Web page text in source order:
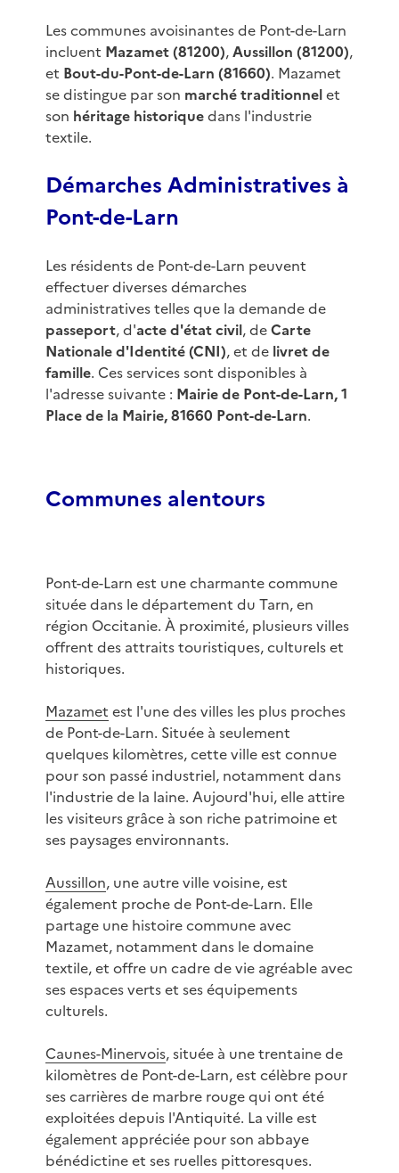
Les communes avoisinantes de Pont-de-Larn
incluent Mazamet (81200),Aussillon (81200),
et Bout-du-Pont-de-Larn (81660). Mazamet
se distingue par son marché traditionnelet
son héritage historiquedans l'industrie
textile.
Démarches Administratives à
Pont-de-Larn
Les résidents de Pont-de-Larn peuvent
effectuer diverses démarches
administratives telles que la demande de
passeport, d'acte d'état civil, deCarte
Nationale d'Identité (CNI), et de livret de
famille. Ces services sont disponibles à
l'adresse suivante : Mairie de Pont-de-Larn, 1
Place de la Mairie, 81660 Pont-de-Larn.
Communes alentours
Pont-de-Larn est une charmante commune
située dans le département du Tarn, en
région Occitanie. À proximité, plusieurs villes
offrent des attraits touristiques, culturels et
historiques.
Mazamet est l'une des villes les plus proches
de Pont-de-Larn. Située à seulement
quelques kilomètres, cette ville est connue
pour son passé industriel, notamment dans
l'industrie de la laine. Aujourd'hui, elle attire
les visiteurs grâce à son riche patrimoine et
ses paysages environnants.
Aussillon, une autre ville voisine, est
également proche de Pont-de-Larn. Elle
partage une histoire commune avec
Mazamet, notamment dans le domaine
textile, et offre un cadre de vie agréable avec
ses espaces verts et ses équipements
culturels.
Caunes-Minervois, située à une trentaine de
kilomètres de Pont-de-Larn, est célèbre pour
ses carrières de marbre rouge qui ont été
exploitées depuis l'Antiquité. La ville est
également appréciée pour son abbaye
bénédictine et ses ruelles pittoresques.